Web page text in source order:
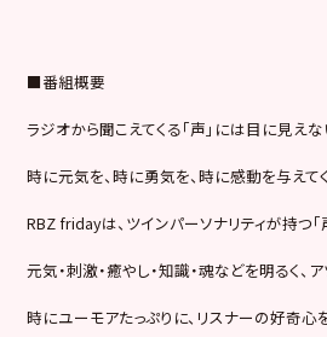
■番組概要
ラジオから聞こえてくる「声」には目に見えな
時に元気を、時に勇気を、時に感動を与えて
RBZ fridayは、ツインパーソナリティが持つ「
元気・刺激・癒やし・知識・魂などを明るく、ア
時にユーモアたっぷりに、リスナーの好奇心を